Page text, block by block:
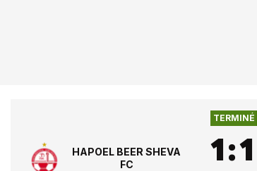
HAPOEL BEER SHEVA
FC
TERMINÉ
1:1